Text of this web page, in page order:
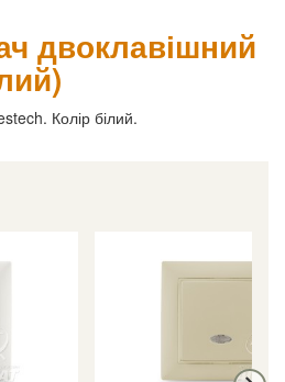
двоклавішний
Колір білий.